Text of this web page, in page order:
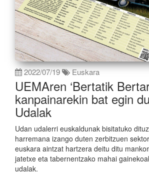
2022/07/19 Euskara
UEMAren ‘Bertatik
kanpainarekin bat egin
Udalak
Udan udalerri euskaldunak bisitatuko
harremana izango duten zerbitzuen
euskara aintzat hartzera deitu ditu
jatetxe eta tabernentzako mahai
udalak.